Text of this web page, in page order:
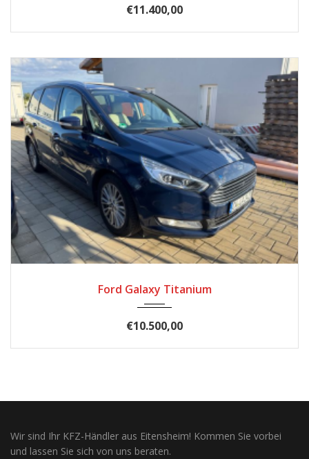
€11.400,00
Ford Galaxy Titanium
€10.500,00
Wir sind Ihr KFZ-Händler aus Eitensheim! Kommen Sie vorbei
und lassen Sie sich von uns beraten.